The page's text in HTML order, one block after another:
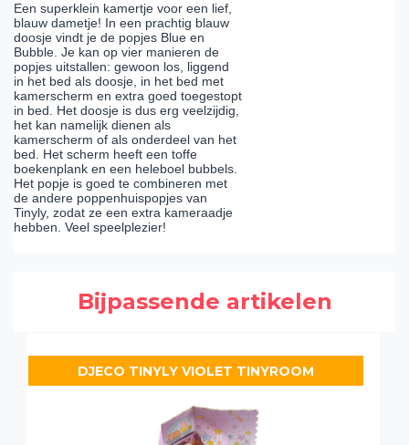
Een superklein kamertje voor een lief,
blauw dametje! In een prachtig blauw
doosje vindt je de popjes Blue en
Bubble. Je kan op vier manieren de
popjes uitstallen: gewoon los, liggend
in het bed als doosje, in het bed met
kamerscherm en extra goed toegestopt
in bed. Het doosje is dus erg veelzijdig,
het kan namelijk dienen als
kamerscherm of als onderdeel van het
bed. Het scherm heeft een toffe
boekenplank en een heleboel bubbels.
Het popje is goed te combineren met
de andere poppenhuispopjes van
Tinyly, zodat ze een extra kameraadje
hebben. Veel speelplezier!
Bijpassende artikelen
DJECO TINYLY VIOLET TINYROOM